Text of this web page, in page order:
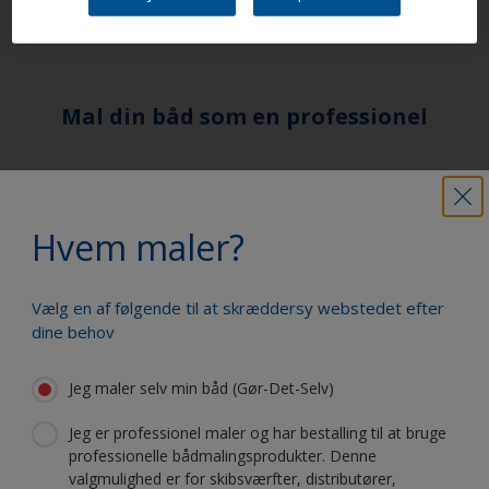
Hvem maler?
Vælg en af følgende til at skræddersy webstedet efter
dine behov
Jeg maler selv min båd (Gør-Det-Selv)
Jeg er professionel maler og har bestalling til at bruge
professionelle bådmalingsprodukter. Denne
valgmulighed er for skibsværfter, distributører,
Mal din båd som en professionel
Få al den support, du har brug for til at
Drag fordel af vores fortsatte
innovation og videnskabelige